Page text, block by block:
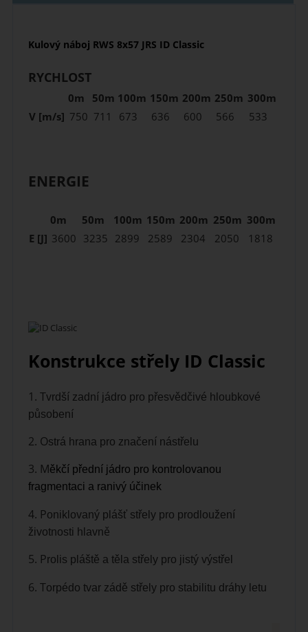
Kulový náboj RWS 8x57 JRS ID Classic
RYCHLOST
0m 50m 100m 150m 200m 250m 300m
V [m/s] 750 711 673 636 600 566 533
ENERGIE
0m 50m 100m 150m 200m 250m 300m
E [J] 3600 3235 2899 2589 2304 2050 1818
Konstrukce střely ID Classic
1. Tvrdší zadní jádro pro přesvědčivé hloubkové
působení
2. Ostrá hrana pro značení nástřelu
3. Měkčí přední jádro pro kontrolovanou
fragmentaci a ranivý účinek
4. Poniklovaný plášť střely pro prodloužení
životnosti hlavně
5. Prolis pláště a těla střely pro jistý výstřel
6. Torpédo tvar zádě střely pro stabilitu dráhy letu